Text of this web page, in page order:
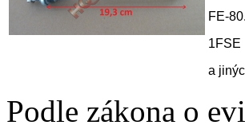
FE-
1FSE
a
Podle zákona o